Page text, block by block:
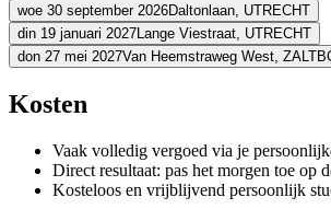
Je gaat constructief om met verschillen,
Je geeft motiverende feedback die
Je staat met meer rust en zelfvertrouwen
woe 30 september 2026Daltonlaan, UTRECHT
Adres
Bekijk route
€ 1.710,82
din 19 januari 2027Lange Viestraat, UTRECHT
Adres
La Vie Meeting Center Utrecht
Prijs
don 27 mei 2027Van Heemstraweg West,
Adres
Bekijk route
Prijs
Kosten
Vaak volledig vergoed via je
Direct resultaat: pas het morgen toe op
Kosteloos en vrijblijvend persoonlijk